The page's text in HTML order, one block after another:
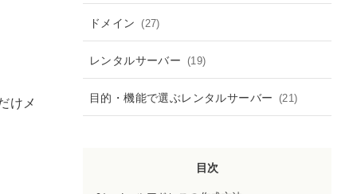
けメ
ドメイン (27)
レンタルサーバー (19)
目的・機能で選ぶレンタルサーバー (21)
目次